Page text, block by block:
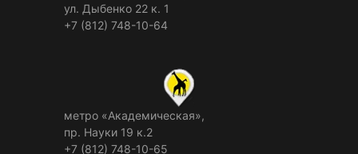
ул. Дыбенко 22 к. 1
+7 (812) 748-10-64
метро «Академическая»,
пр. Науки 19 к.2
+7 (812) 748-10-65